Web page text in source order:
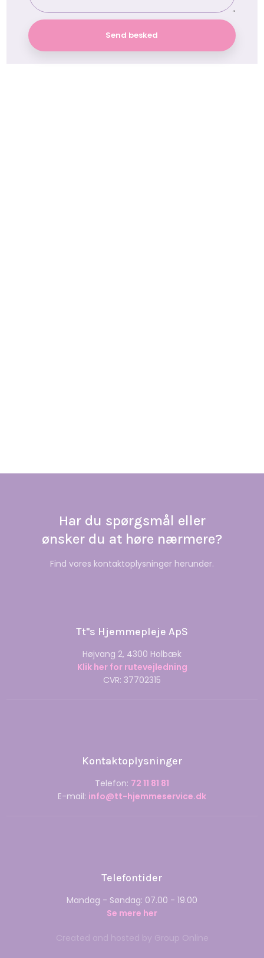
Har du spørgsmål eller
​ønsker du at høre nærmere?
Find vores kontaktoplysninger herunder.
Tt''s Hjemmepleje ApS
Højvang 2, 4300 Holbæk
Klik her for rutevejledning
CVR: 37702315
Kontaktoplysninger
Telefon: 72 11 81 81
E-mail: ​ info@tt-hjemmeservice.dk
Telefontider
Mandag - Søndag: 07.00 - 19.00
Se mere her
Created and hosted by Group Online